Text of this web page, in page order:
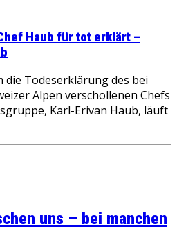
Haub für tot erklärt –
die Todeserklärung des bei
Alpen verschollenen Chefs
Karl-Erivan Haub, läuft
uns – bei manchen